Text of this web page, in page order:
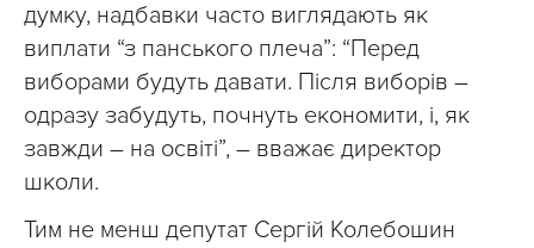
думку, надбавки часто виглядають як
виплати “з панського плеча”: “Перед
виборами будуть давати. Після виборів –
одразу забудуть, почнуть економити, і, як
завжди – на освіті”, – вважає директор
школи.
Тим не менш депутат Сергій Колебошин